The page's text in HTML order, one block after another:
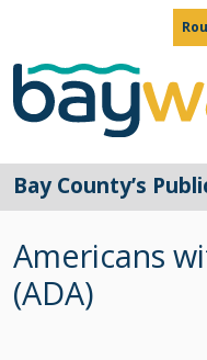
Main Navigation
Bay County’s
Americans
(ADA)